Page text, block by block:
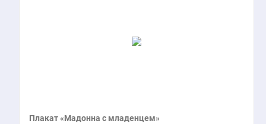
Плакат «Мадонна с младенцем»